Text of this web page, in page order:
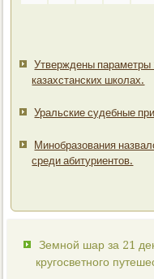
Утверждены параметры
казахстанских школах.
Уральские судебные
Минобразования
среди абитуриентов.
Земной шар за 21
кругосветного